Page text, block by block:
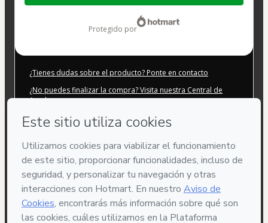
protegido por
¿Tienes dudas sobre el producto? Ponte en contacto
¿No puedes finalizar la compra? Visita nuestra Central de
Ayuda
siguiente código:
¿Se completó tu información automáticamente?
Haz clic aquí para saber más.
Al hacer clic en 'Comprar ahora', declaro que (i) entiendo que
Hotmart está procesando este pedido en nombre de
MasterClasses.La Seminarios.Online Mauricio Duque
Zuluaga
y no tiene responsabilidad por el contenido y/o